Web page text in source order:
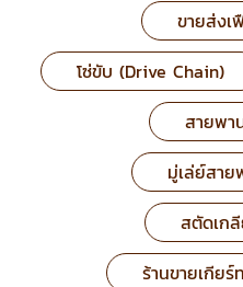
ขายส่งเ
โซ่ขับ (Drive Chain)
สายพา
มู่เล่ย์สาย
สตัดเก
ร้านขายเกีย